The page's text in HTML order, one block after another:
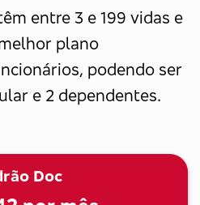
entre 3 e 199 vidas e
plano
podendo ser
e 2 dependentes.
Doc